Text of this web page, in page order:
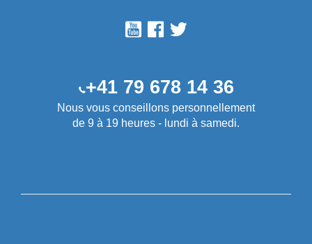
+41 79 678 14 36
Nous vous conseillons personnellement
de 9 à 19 heures - lundi à samedi.